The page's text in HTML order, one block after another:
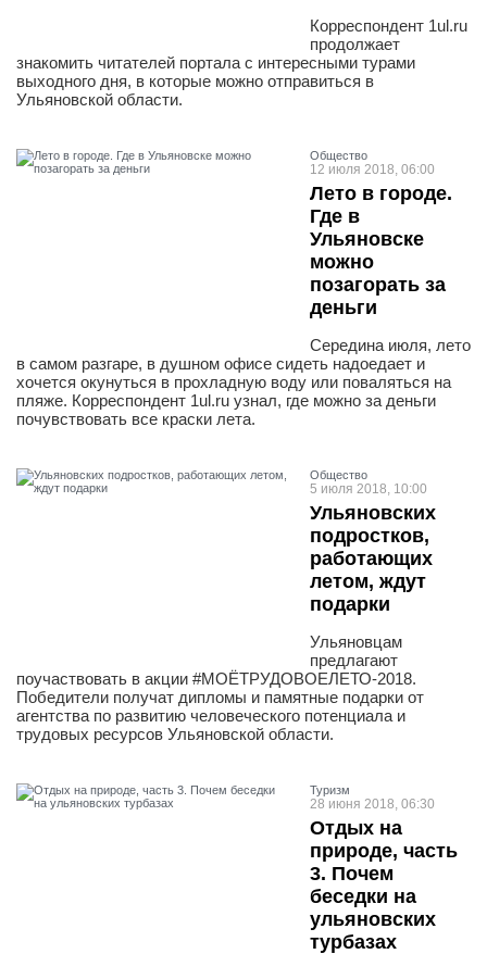
Корреспондент 1ul.ru
продолжает
знакомить читателей портала с интересными турами
выходного дня, в которые можно отправиться в
Ульяновской области.
Общество
12 июля 2018, 06:00
Лето в городе.
Где в
Ульяновске
можно
позагорать за
деньги
Середина июля, лето
в самом разгаре, в душном офисе сидеть надоедает и
хочется окунуться в прохладную воду или поваляться на
пляже. Корреспондент 1ul.ru узнал, где можно за деньги
почувствовать все краски лета.
Общество
5 июля 2018, 10:00
Ульяновских
подростков,
работающих
летом, ждут
подарки
Ульяновцам
предлагают
поучаствовать в акции #МОЁТРУДОВОЕЛЕТО-2018.
Победители получат дипломы и памятные подарки от
агентства по развитию человеческого потенциала и
трудовых ресурсов Ульяновской области.
Туризм
28 июня 2018, 06:30
Отдых на
природе, часть
3. Почем
беседки на
ульяновских
турбазах